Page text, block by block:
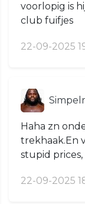
voorlopig is
club fuifjes
22-09-2025
Haha zn
trekhaak.En
stupid
22-09-2025